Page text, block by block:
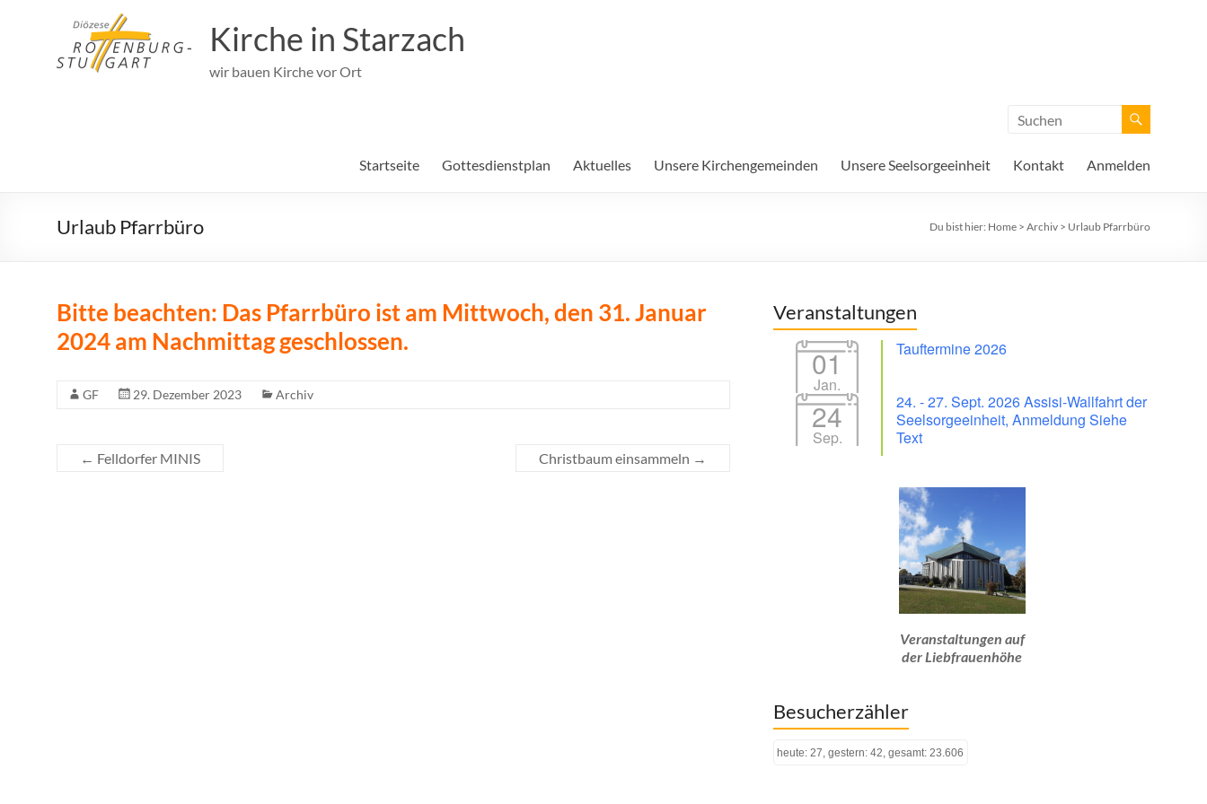
Kirche in Starzach
wir bauen Kirche vor Ort
Startseite Gottesdienstplan Aktuelles Unsere Kirchengemeinden Unsere Seelsorgeeinheit Kontakt Anmelden
Urlaub Pfarrbüro Du bist hier: Home > Archiv > Urlaub Pfarrbüro
Bitte beachten: Das Pfarrbüro ist am Mittwoch, den 31. Januar
2024 am Nachmittag geschlossen.
GF 29. Dezember 2023 Archiv
← Felldorfer MINIS Christbaum einsammeln →
Veranstaltungen
01
Jan.
Tauftermine 2026
24
Sep.
24. - 27. Sept. 2026 Assisi-Wallfahrt der
Seelsorgeeinheit, Anmeldung Siehe
Text
Veranstaltungen auf
der Liebfrauenhöhe
Besucherzähler
heute: 27, gestern: 42, gesamt: 23.606